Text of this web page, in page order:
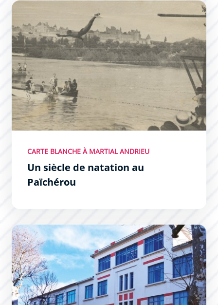
Un siècle de natation au Païchérou
CARTE BLANCHE À MARTIAL ANDRIEU
Un siècle de natation au
Païchérou
1920 – 1940 : L’Art Déco à Carcassonne